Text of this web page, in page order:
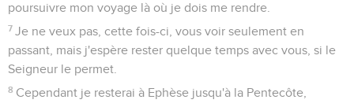
poursuivre mon voyage là où je dois me rendre.
7 Je ne veux pas, cette fois-ci, vous voir seulement en
passant, mais j'espère rester quelque temps avec vous, si le
Seigneur le permet.
8 Cependant je resterai à Ephèse jusqu'à la Pentecôte,